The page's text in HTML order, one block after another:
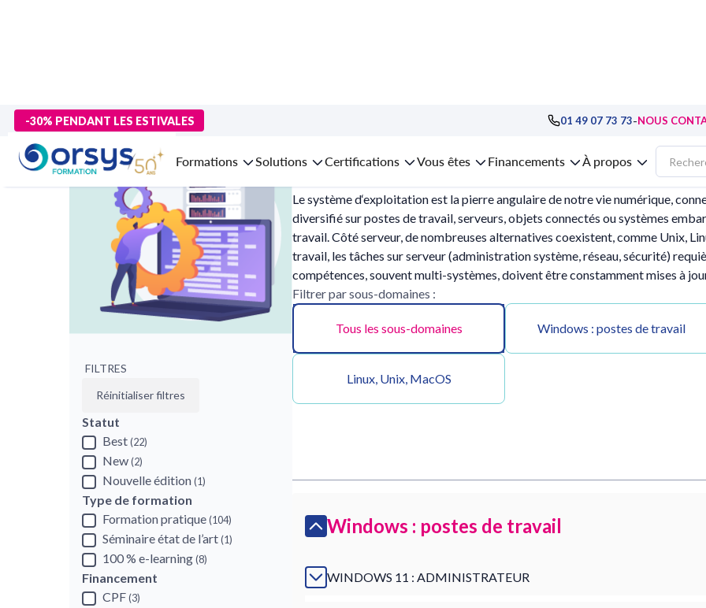
-30% PENDANT LES ESTIVALES 01 49 07 73 73-NOUS
Formations Solutions Certifications Vous êtes Financements À propos
>Accueil> Technologies numériques
Formations Systèmes d'exploitation
Le système d‘exploitation est la pierre angulaire de notre vie numérique,
diversifié sur postes de travail, serveurs, objets connectés ou systèmes
travail. Côté serveur, de nombreuses alternatives coexistent, comme Unix,
travail, les tâches sur serveur (administration système, réseau, sécurité)
compétences, souvent multi-systèmes, doivent être constamment mises à
Filtrer par sous-domaines :
Tous les sous-domaines Windows : postes de travail
Linux, Unix, MacOS
Windows : postes de travail
WINDOWS 11 : ADMINISTRATEUR
FILTRES
Réinitialiser filtres
Statut
Best(22)
New(2)
Nouvelle édition(1)
Type de formation
Formation pratique(104)
Séminaire état de l’art(1)
100 % e-learning(8)
Financement
CPF(3)